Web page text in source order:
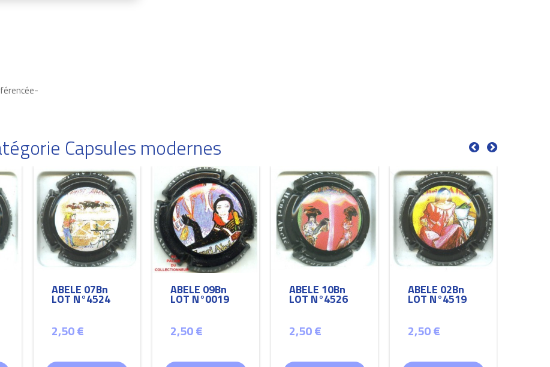
Capsules modernes
ABELE 07Bn
LOT N°4524
2,50 €
ABELE 09Bn
LOT N°0019
2,50 €
ABELE 10Bn
LOT N°4526
2,50 €
ABELE 02Bn
LOT N°4519
2,50 €